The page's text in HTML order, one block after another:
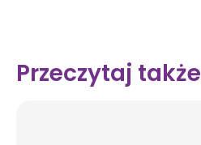
Przeczytaj także